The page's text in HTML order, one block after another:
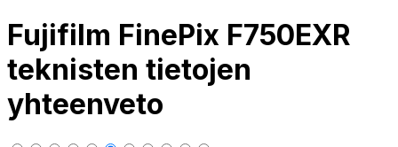
Fujifilm FinePix F750EXR
teknisten tietojen
yhteenveto